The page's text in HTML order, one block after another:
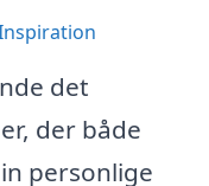
det
der både
personlige